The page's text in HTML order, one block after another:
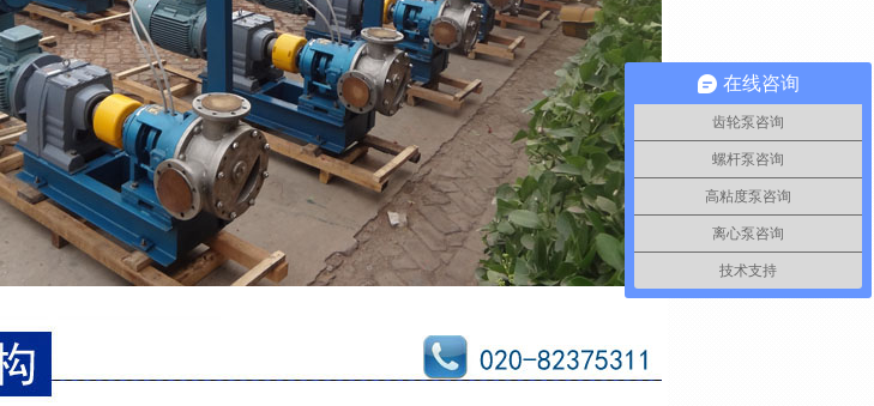
在线咨询
齿轮泵咨询
螺杆泵咨询
高粘度泵咨询
离心泵咨询
技术支持